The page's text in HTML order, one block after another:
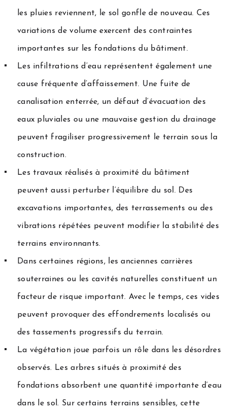
les pluies reviennent, le sol gonfle de nouveau. Ces
variations de volume exercent des contraintes
importantes sur les fondations du bâtiment.
Les infiltrations d’eau représentent également une
cause fréquente d’affaissement. Une fuite de
canalisation enterrée, un défaut d’évacuation des
eaux pluviales ou une mauvaise gestion du drainage
peuvent fragiliser progressivement le terrain sous la
construction.
Les travaux réalisés à proximité du bâtiment
peuvent aussi perturber l’équilibre du sol. Des
excavations importantes, des terrassements ou des
vibrations répétées peuvent modifier la stabilité des
terrains environnants.
Dans certaines régions, les anciennes carrières
souterraines ou les cavités naturelles constituent un
facteur de risque important. Avec le temps, ces vides
peuvent provoquer des effondrements localisés ou
des tassements progressifs du terrain.
La végétation joue parfois un rôle dans les désordres
observés. Les arbres situés à proximité des
fondations absorbent une quantité importante d’eau
dans le sol. Sur certains terrains sensibles, cette